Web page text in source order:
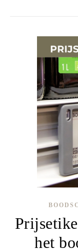
het